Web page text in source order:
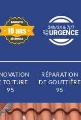
TOITURE
95
RÉPARATION
DE GOUTTIÈRE
95